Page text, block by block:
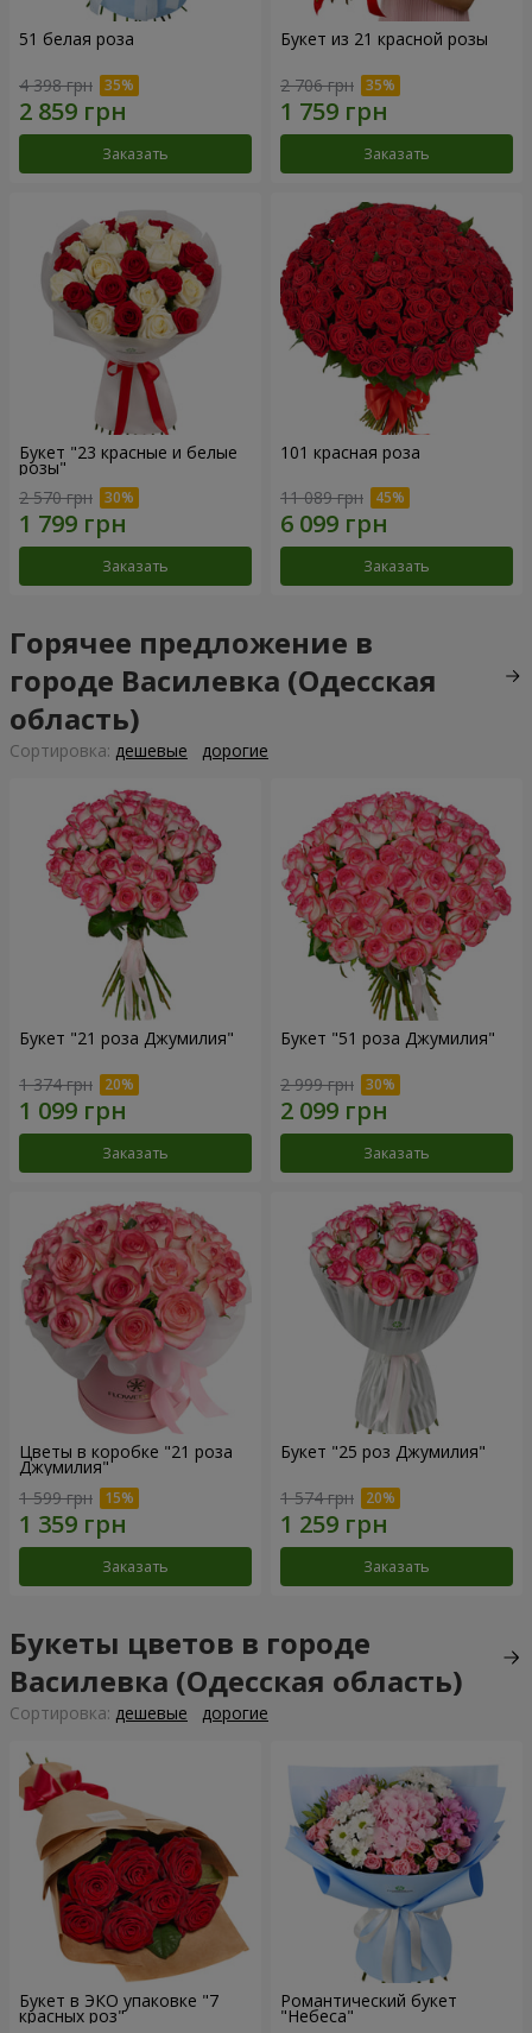
51 белая роза
4 398 грн
Заказать
Букет из 21 красной розы
2 706 грн
Заказать
Букет "23 красные и белые
розы"
2 570 грн
Заказать
101 красная роза
11 089 грн
Заказать
Горячее предложение в
городе Василевка (Одесская
область)
Cортировка: дешевые дорогие
Букет "21 роза Джумилия"
1 374 грн
Заказать
Букет "51 роза Джумилия"
2 999 грн
Заказать
Цветы в коробке "21 роза
Джумилия"
1 599 грн
Заказать
Букет "25 роз Джумилия"
1 574 грн
Заказать
Букеты цветов в городе
Василевка (Одесская область)
Cортировка: дешевые дорогие
Букет в ЭКО упаковке "7
красных роз"
Романтический букет
"Небеса"